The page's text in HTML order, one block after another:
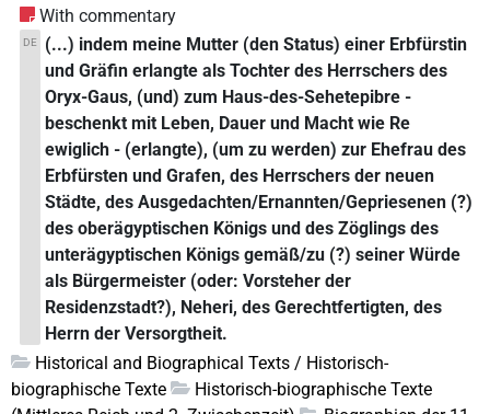
With commentary
DE
(...) indem meine Mutter (den Status) einer Erbfürstin
und Gräfin erlangte als Tochter des Herrschers des
Oryx-Gaus, (und) zum Haus-des-Sehetepibre -
beschenkt mit Leben, Dauer und Macht wie Re
ewiglich - (erlangte), (um zu werden) zur Ehefrau des
Erbfürsten und Grafen, des Herrschers der neuen
Städte, des Ausgedachten/Ernannten/Gepriesenen (?)
des oberägyptischen Königs und des Zöglings des
unterägyptischen Königs gemäß/zu (?) seiner Würde
als Bürgermeister (oder: Vorsteher der
Residenzstadt?), Neheri, des Gerechtfertigten, des
Herrn der Versorgtheit.
Historical and Biographical Texts / Historisch-
biographische Texte
Historisch-biographische Texte